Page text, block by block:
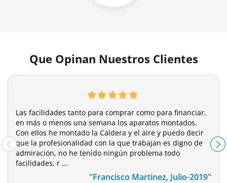
Que Opinan Nuestros Clientes
Las facilidades tanto para comprar como para financiar,
en más o menos una semana los aparatos montados.
Con ellos he montado la Caldera y el aire y puedo decir
que la profesionalidad con la que trabajan es digno de
admiración, no he tenido ningún problema todo
facilidades, r ...
"Francisco Martinez, Julio-2019"